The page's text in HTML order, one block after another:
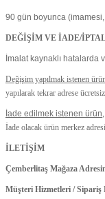
90 gün boyunca
DEĞİŞİM VE İADE/
İmalat kaynaklı hatalarda
Değişim yapılmak istenen
yapılarak tekrar adrese
İade edilmek istenen ürün
İade olacak ürün merkez
İLETİŞİM
Çemberlitaş Mağaza
Müşteri Hizmetleri / Sipariş